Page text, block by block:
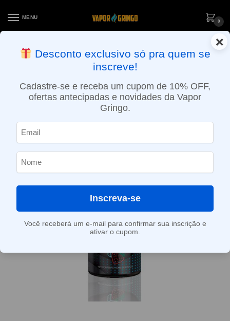
MENU
0
ENTREGA NO MESMO DIA EM SÃO PAULO (SEG A SEX): PEDIDOS
APROVADOS ATÉ 15:30 VIA MOTOBOY
×
Desconto exclusivo só pra quem se
inscreve!
Cadastre-se e receba um cupom de 10% OFF,
ofertas antecipadas e novidades da Vapor
Gringo.
Inscreva-se
Você receberá um e-mail para confirmar sua inscrição e
ativar o cupom.